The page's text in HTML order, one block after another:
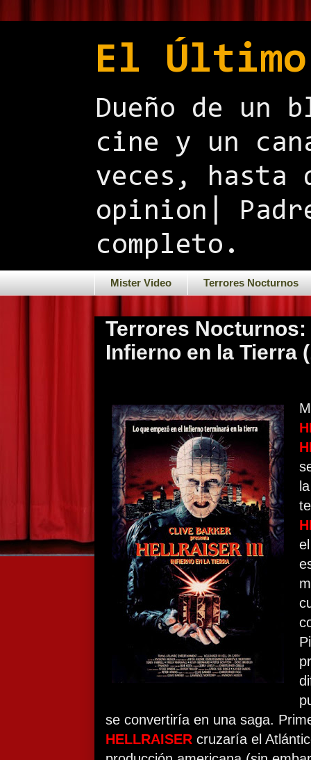
El
Dueño de un
cine y un
veces, hasta
opinion|
completo.
Mister Video Terrores Nocturnos
Terrores
Infierno en la Tierra
se convertiría en una saga.
HELLRAISER cruzaría el